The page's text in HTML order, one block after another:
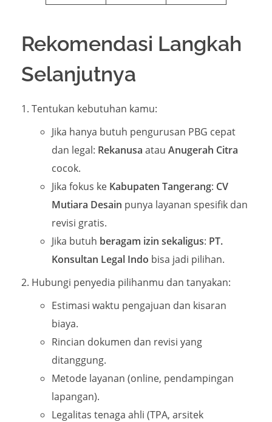
Rekomendasi Langkah
Selanjutnya
Tentukan kebutuhan kamu:
Jika hanya butuh pengurusan PBG cepat
dan legal: Rekanusa atau Anugerah Citra
cocok.
Jika fokus ke Kabupaten Tangerang: CV
Mutiara Desain punya layanan spesifik dan
revisi gratis.
Jika butuh beragam izin sekaligus: PT.
Konsultan Legal Indo bisa jadi pilihan.
Hubungi penyedia pilihanmu dan tanyakan:
Estimasi waktu pengajuan dan kisaran
biaya.
Rincian dokumen dan revisi yang
ditanggung.
Metode layanan (online, pendampingan
lapangan).
Legalitas tenaga ahli (TPA, arsitek